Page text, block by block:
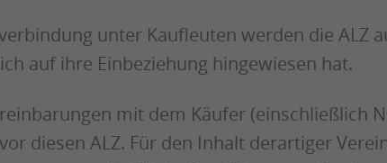
unter Kaufleuten werden die ALZ
auf ihre Einbeziehung hingewiesen hat.
mit dem Käufer (einschließlich
diesen ALZ. Für den Inhalt derartiger